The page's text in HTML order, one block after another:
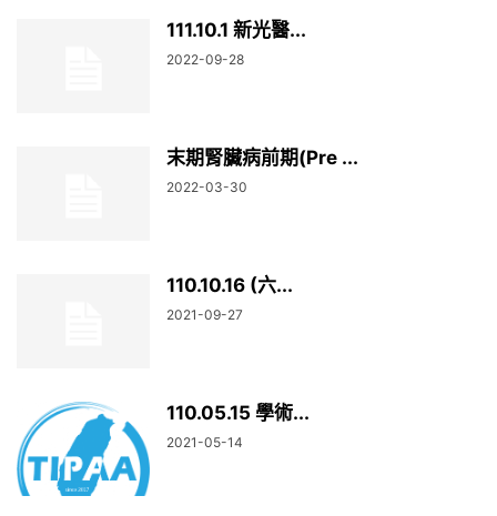
111.10.1 新光醫...
2022-09-28
末期腎臟病前期(Pre ...
2022-03-30
110.10.16 (六...
2021-09-27
110.05.15 學術...
2021-05-14